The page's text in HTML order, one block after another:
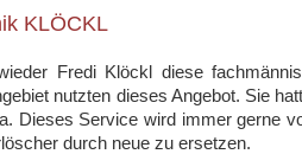
KLÖCKL
Fredi Klöckl diese
nutzten dieses Angebot. Sie
Dieses Service wird immer gerne
durch neue zu ersetzen.